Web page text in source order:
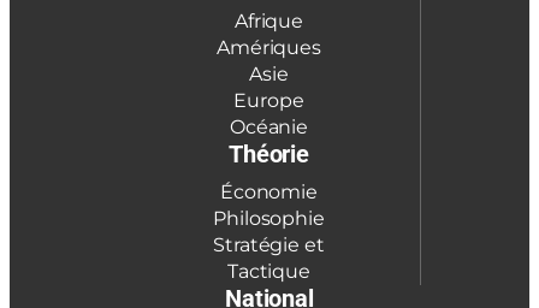
Afrique
Amériques
Asie
Europe
Océanie
Théorie
Économie
Philosophie
Stratégie et
Tactique
National